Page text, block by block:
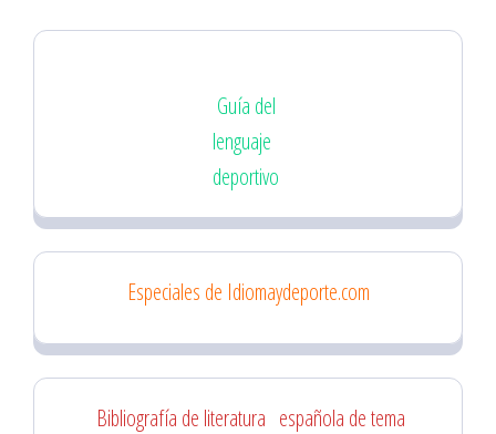
Guía del
lenguaje
deportivo
Especiales de Idiomaydeporte.com
Bibliografía de literatura española de tema